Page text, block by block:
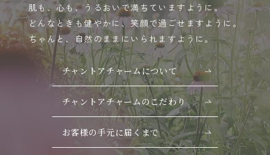
肌も、心も、うるおいで満ちていますように。
どんなときも健やかに、笑顔で過ごせますように。
ちゃんと、自然のままにいられますように。
チャントアチャームについて
チャントアチャームのこだわり
お客様の手元に届くまで